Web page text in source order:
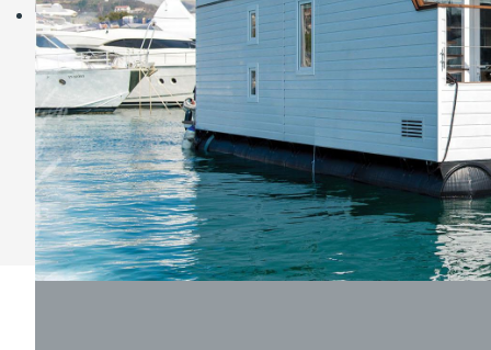
garancijami med 2 in 10 leti,
Podjetje3MARAN, d.o.o.je tudi edini
proizvajalec bivalnih plovil, ki kupcu ponudi
celovitost (proizvodnjo, prodajo, vzdrževanje,
garancijo, namestitev in izdelavo celotnega
projekta ter marketinške in prodajne strategije
za bivalna plovila).